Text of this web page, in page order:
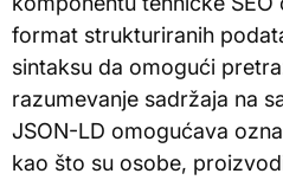
format strukturiranih
sintaksu da omogući
razumevanje sadržaja na
JSON-LD omogućava
kao što su osobe,